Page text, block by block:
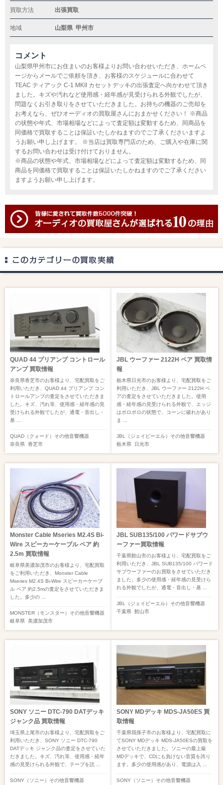
買取方法 出張買取
地域 山梨県 甲州市
コメント
山梨県甲州市にお住まいのお客様よりお問い合わせいただき、ホームペ
ージからメールでご依頼を頂き、お客様のスケジュールに合わせて
TEAC ティアック C-1 MKII カセットデッキの出張査定へ向かわせて頂き
ました。キズや汚れなど使用感・経年感が見受けられる外観でしたが、
問題なくお引き取りをさせていただきました。お持ちの機器のご売却を
お考えなら、ぜひオーディオの買取屋さんにおまかせください！ ※商品
の状態や年式、市場相場などによって査定額は変動するため、同商品を
同価格で買取することは保証いたしかねますのでご了承くださいますよ
うお願い申し上げます。 ※当店は買取専門店のため、ご購入や在庫に関
するお問い合わせは受け付けておりません。
※商品の状態や年式、市場相場などによって査定額は変動するため、同
商品を同価格で買取することは保証いたしかねますのでご了承ください
ますようお願い申し上げます。
QUAD 44 プリアンプ コントロール
アンプ 買取情報
奈良県香芝市のお客様より、宅配買取をご
利用いただき、QUAD 44 プリアンプ コン
トロールアンプの査定をさせていただきま
した。キズ、汚れ等、使用感・経年感の見
受けられる外観でしたが、通電・音出し・
基 ...
QUAD（クォード） その他音響機器
奈良県 香芝市
JBL ウーファー 2122H ペア 買取情
報
栃木県日光市のお客様より、宅配買取をご
利用いただき、JBL ウーファー 2122H ペ
アの査定をさせていただきました。使用
感・経年感の見受けられる外観で、エッジ
はボロボロの状態で、コーンに破れがあり
ま ...
JBL（ジェイビーエル） その他音響機器
栃木県
日光市
Monster Cable Mseries M2.4S Bi-
Wire スピーカーケーブル ペア 約
2.5m 買取情報
岐阜県美濃加茂市のお客様より、宅配買取
をご利用いただき、Monster Cable
Mseries M2.4S Bi-Wire スピーカーケーブ
ル ペア 約2.5mの査定をさせていただきま
した。多少の ...
MONSTER（モンスター） その他音響機器
岐阜県 美濃加茂市
JBL SUB135/100 パワードサブウ
ーファー買取情報
千葉県館山市のお客様より、宅配買取をご
利用いただき、JBL SUB135/100 パワード
サブウーファーのお買取をさせていただき
ました。多少の使用感・経年感の見受けら
れる外観でしたが、通電・音出し・基 ...
JBL（ジェイビーエル） その他音響機器
千葉県 館山市
SONY ソニー DTC-790 DATデッキ
ジャンク品 買取情報
埼玉県上尾市のお客様より、宅配買取をご
利用いただき、SONY ソニー DTC-790
DATデッキ ジャンク品の査定をさせていた
だきました。キズ、汚れ等、使用感・経年
感の見受けられる外観で、テープを読 ...
SONY（ソニー） その他音響機器
SONY MDデッキ MDS-JA50ES 買
取情報
千葉県我孫子市のお客様より、宅配買取に
てSONY MDデッキ MDS-JA50ESの買取を
させていただきました。ソニーの最上級
MDデッキで、CDにも負けない音質を誇り
ます。多少の使用感があり、電源は入 ...
SONY（ソニー） その他音響機器